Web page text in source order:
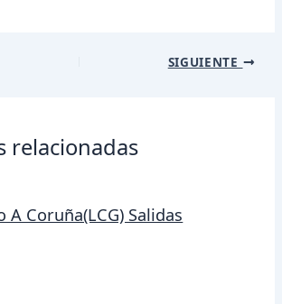
SIGUIENTE
relacionadas
Coruña(LCG) Salidas